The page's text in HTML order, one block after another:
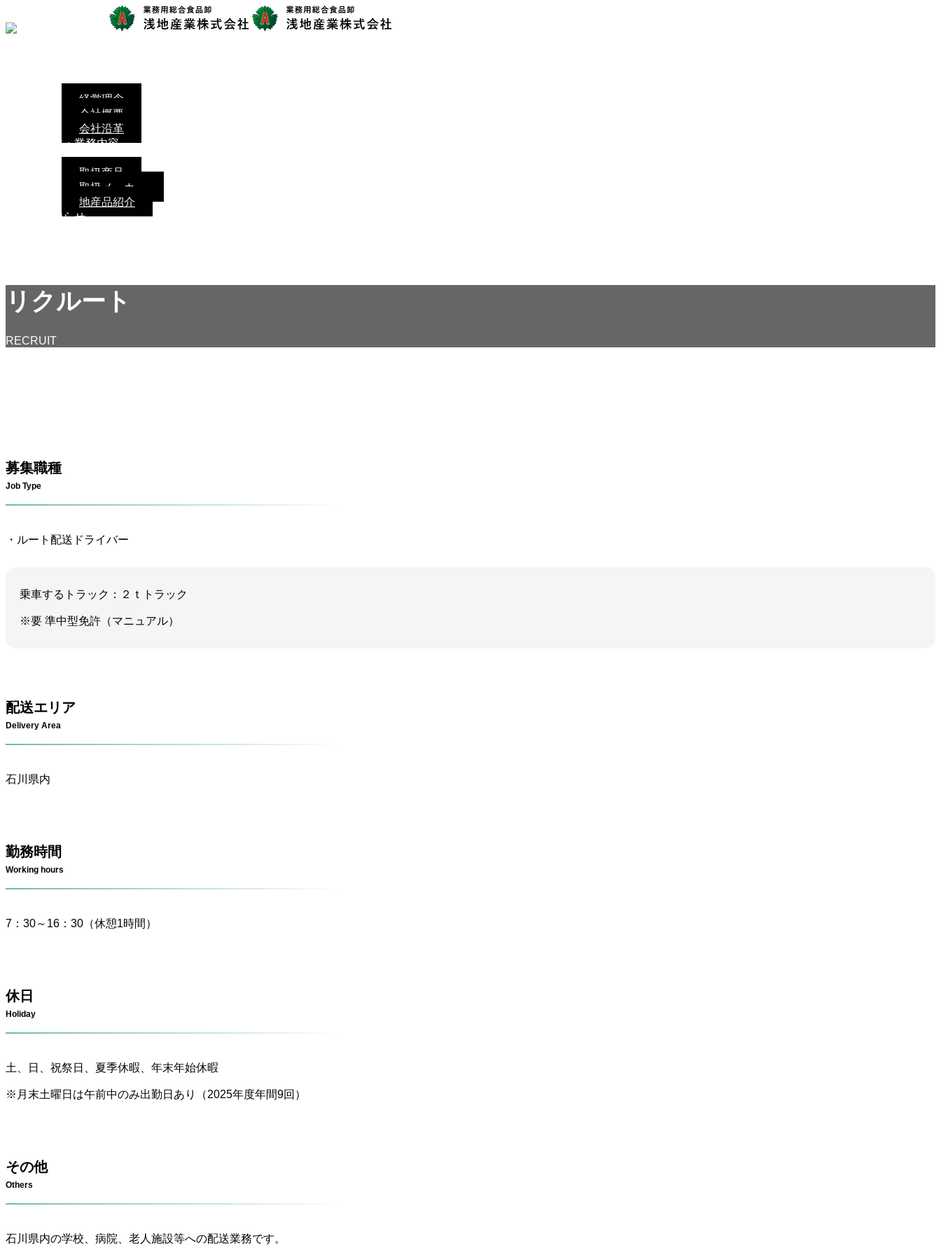
会社情報
経営理念
会社概要
会社沿革
事業・業務内容
商品情報
取扱商品
取扱メーカー
地産品紹介
お知らせ
リクルート
RECRUIT
募集職種
Job Type
・ルート配送ドライバー
乗車するトラック：２ｔトラック
※要 準中型免許（マニュアル）
配送エリア
Delivery Area
石川県内
勤務時間
Working hours
7：30～16：30（休憩1時間）
休日
Holiday
土、日、祝祭日、夏季休暇、年末年始休暇
※月末土曜日は午前中のみ出勤日あり（2025年度年間9回）
その他
Others
石川県内の学校、病院、老人施設等への配送業務です。